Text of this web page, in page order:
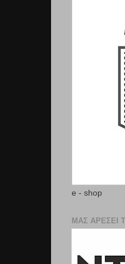
e - shop
ΜΑΣ ΑΡΕΣΕΙ